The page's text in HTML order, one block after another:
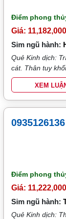
Điểm phong
Giá:
Sim ngũ hành:
Quẻ Kinh dịch:
cát. Thân tuy
XEM
0935126136
Điểm phong
Giá:
Sim ngũ hành:
Quẻ Kinh dịch: